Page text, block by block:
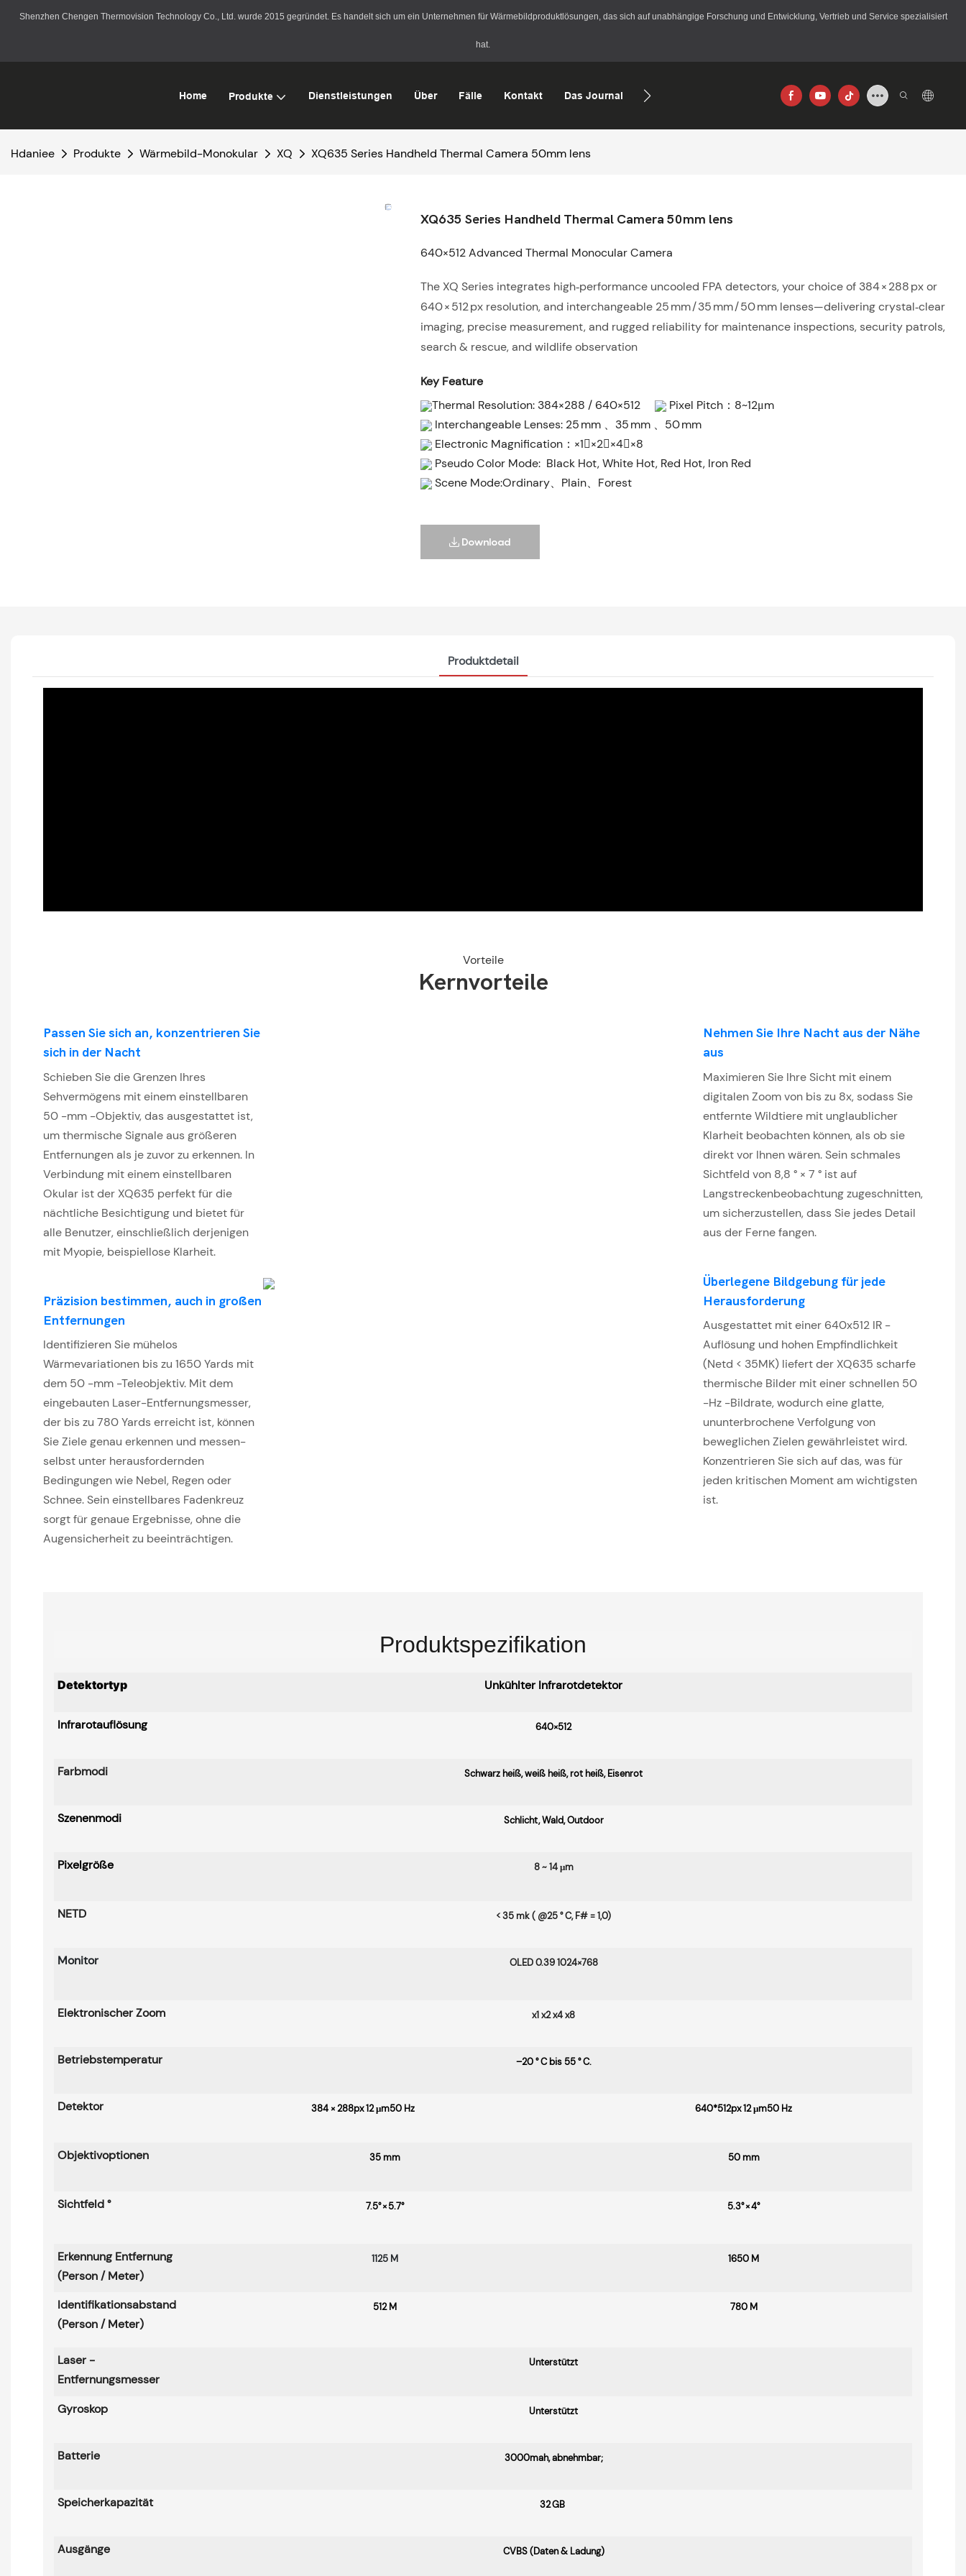
Shenzhen Chengen Thermovision Technology Co., Ltd. wurde 2015 gegründet. Es handelt sich um ein Unternehmen für Wärmebildproduktlösungen, das sich auf unabhängige Forschung und Entwicklung, Vertrieb und Service spezialisiert
hat.
Home Produkte Dienstleistungen Über Fälle Kontakt Das Journal 256×192
Hdaniee Produkte Wärmebild-Monokular XQ XQ635 Series Handheld Thermal Camera 50mm lens
XQ635 Series Handheld Thermal Camera 50mm lens
640×512 Advanced Thermal Monocular Camera
The XQ Series integrates high‑performance uncooled FPA detectors, your choice of 384 × 288 px or
640 × 512 px resolution, and interchangeable 25 mm / 35 mm / 50 mm lenses—delivering crystal‑clear
imaging, precise measurement, and rugged reliability for maintenance inspections, security patrols,
search & rescue, and wildlife observation
Key Feature
Thermal Resolution: 384×288 / 640×512
Pixel Pitch：8~12μm
Interchangeable Lenses: 25 mm 、35 mm 、50 mm
Electronic Magnification：×1￾×2￾×4￾×8
Pseudo Color Mode: Black Hot, White Hot, Red Hot, Iron Red
Scene Mode:Ordinary、Plain、Forest
Download
Produktdetail
Vorteile
Kernvorteile
Passen Sie sich an, konzentrieren Sie
sich in der Nacht
Schieben Sie die Grenzen Ihres
Sehvermögens mit einem einstellbaren
50 -mm -Objektiv, das ausgestattet ist,
um thermische Signale aus größeren
Entfernungen als je zuvor zu erkennen. In
Verbindung mit einem einstellbaren
Okular ist der XQ635 perfekt für die
nächtliche Besichtigung und bietet für
alle Benutzer, einschließlich derjenigen
mit Myopie, beispiellose Klarheit.
Präzision bestimmen, auch in großen
Entfernungen
Identifizieren Sie mühelos
Wärmevariationen bis zu 1650 Yards mit
dem 50 -mm -Teleobjektiv. Mit dem
eingebauten Laser-Entfernungsmesser,
der bis zu 780 Yards erreicht ist, können
Sie Ziele genau erkennen und messen-
selbst unter herausfordernden
Bedingungen wie Nebel, Regen oder
Schnee. Sein einstellbares Fadenkreuz
sorgt für genaue Ergebnisse, ohne die
Augensicherheit zu beeinträchtigen.
Nehmen Sie Ihre Nacht aus der Nähe
aus
Maximieren Sie Ihre Sicht mit einem
digitalen Zoom von bis zu 8x, sodass Sie
entfernte Wildtiere mit unglaublicher
Klarheit beobachten können, als ob sie
direkt vor Ihnen wären. Sein schmales
Sichtfeld von 8,8 ° × 7 ° ist auf
Langstreckenbeobachtung zugeschnitten,
um sicherzustellen, dass Sie jedes Detail
aus der Ferne fangen.
Überlegene Bildgebung für jede
Herausforderung
Ausgestattet mit einer 640x512 IR -
Auflösung und hohen Empfindlichkeit
(Netd < 35MK) liefert der XQ635 scharfe
thermische Bilder mit einer schnellen 50
-Hz -Bildrate, wodurch eine glatte,
ununterbrochene Verfolgung von
beweglichen Zielen gewährleistet wird.
Konzentrieren Sie sich auf das, was für
jeden kritischen Moment am wichtigsten
ist.
Produktspezifikation
Detektortyp Unkühlter Infrarotdetektor
Infrarotauflösung 640×512
Farbmodi Schwarz heiß, weiß heiß, rot heiß, Eisenrot
Szenenmodi Schlicht, Wald, Outdoor
Pixelgröße 8 ~ 14 μm
NETD < 35 mk ( @25 ° C, F# = 1,0)
Monitor OLED 0.39 1024×768
Elektronischer Zoom x1 x2 x4 x8
Betriebstemperatur –20 ° C bis 55 ° C.
Detektor 384 × 288px 12 μm50 Hz 640*512px 12 μm50 Hz
Objektivoptionen 35 mm 50 mm
Sichtfeld ° 7.5° × 5.7° 5.3° × 4°
Erkennung Entfernung
(Person / Meter)
1125 M 1650 M
Identifikationsabstand
(Person / Meter)
512 M 780 M
Laser -
Entfernungsmesser
Unterstützt
Gyroskop Unterstützt
Batterie 3000mah, abnehmbar;
Speicherkapazität 32 GB
Ausgänge CVBS (Daten & Ladung)